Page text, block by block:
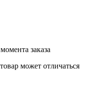
заказа
может отличаться